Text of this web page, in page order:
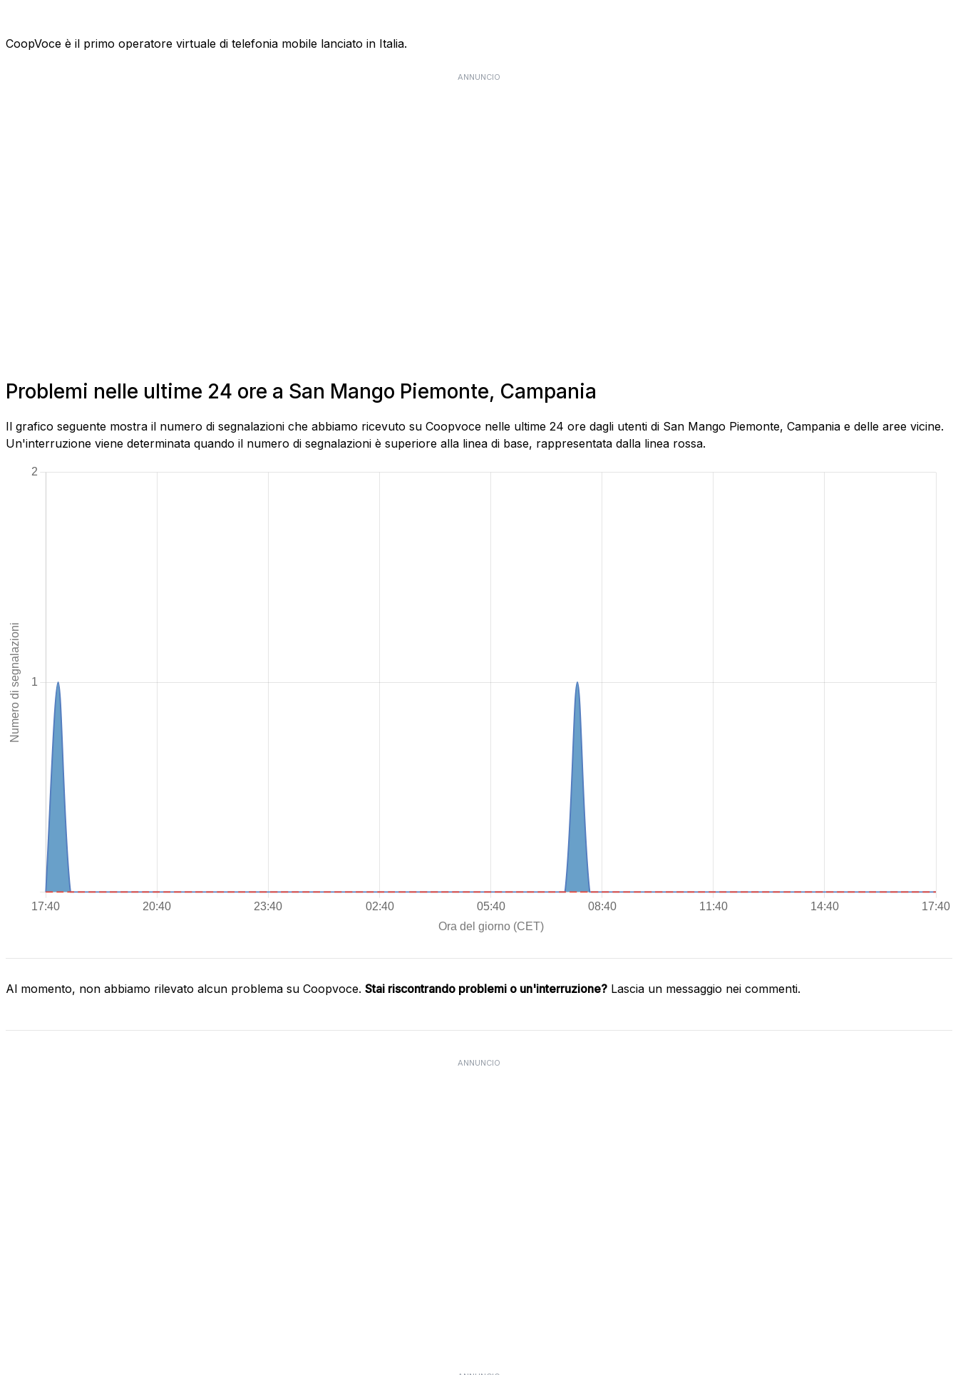
CoopVoce è il primo operatore virtuale di telefonia mobile lanciato in Italia.
ANNUNCIO
Problemi nelle ultime 24 ore a San Mango Piemonte, Campania
Il grafico seguente mostra il numero di segnalazioni che abbiamo ricevuto su Coopvoce nelle ultime 24 ore dagli utenti di San Mango Piemonte, Campania e delle aree vicine.
Un'interruzione viene determinata quando il numero di segnalazioni è superiore alla linea di base, rappresentata dalla linea rossa.
Al momento, non abbiamo rilevato alcun problema su Coopvoce. Stai riscontrando problemi o un'interruzione? Lascia un messaggio nei commenti.
ANNUNCIO